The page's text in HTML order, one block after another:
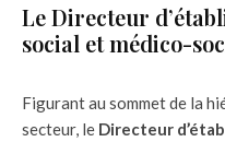
Le Directeur
social et médico-
Figurant au sommet de la
secteur, le Directeur